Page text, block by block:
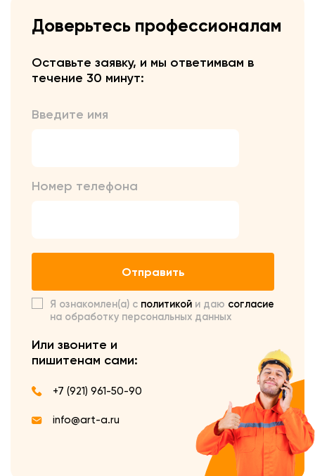
Доверьтесь профессионалам
Оставьте заявку, и мы ответимвам в
течение 30 минут:
Введите имя
Номер телефона
Отправить
Я ознакомлен(а) с политикой и даю согласие
на обработку персональных данных
Или звоните и
пишитенам сами:
+7 (921) 961-50-90
info@art-a.ru